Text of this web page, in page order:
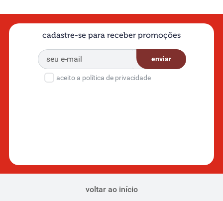
cadastre-se para receber promoções
enviar
aceito a política de privacidade
voltar ao início